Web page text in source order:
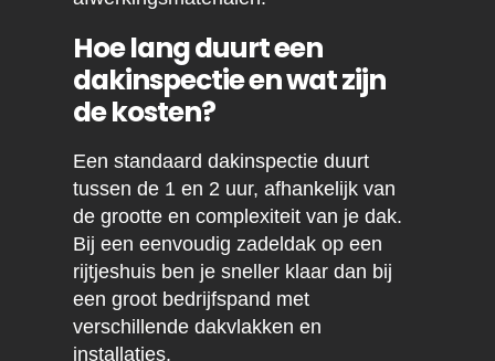
Hoe lang duurt een
dakinspectie en wat zijn
de kosten?
Een standaard dakinspectie duurt
tussen de 1 en 2 uur, afhankelijk van
de grootte en complexiteit van je dak.
Bij een eenvoudig zadeldak op een
rijtjeshuis ben je sneller klaar dan bij
een groot bedrijfspand met
verschillende dakvlakken en
installaties.